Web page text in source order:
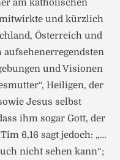
am katholischen
und kürzlich
Österreich und
und Visionen
Heiligen, der
Jesus selbst
ihm sogar Gott, der
6,16 sagt jedoch: „…
nicht sehen kann“;